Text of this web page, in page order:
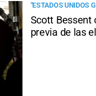
"ESTADOS UNIDOS
Scott Bessent
previa de las